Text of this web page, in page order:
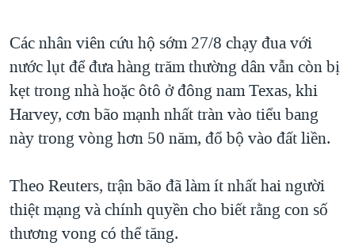
THỂ THAO
GIÁO DỤC
CHI PHÍ CHIẾN TRANH AFGHANISTAN
CÁC GIÁ TRỊ CỘNG HÒA Ở VIỆT NAM
THƯỢNG ĐỈNH TRUMP-KIM TẠI VIỆT NAM
TRỊNH VĨNH BÌNH VS. CHÍNH PHỦ VIỆT NAM
BÊN KIA QUỐC LỘ: TIẾNG VỌNG TỪ NÔNG THÔN MỸ
QUAN HỆ VIỆT MỸ
Các nhân viên cứu hộ sớm 27/8 chạy đua với
nước lụt để đưa hàng trăm thường dân vẫn còn bị
kẹt trong nhà hoặc ôtô ở đông nam Texas, khi
Harvey, cơn bão mạnh nhất tràn vào tiểu bang
này trong vòng hơn 50 năm, đổ bộ vào đất liền.
Theo Reuters, trận bão đã làm ít nhất hai người
thiệt mạng và chính quyền cho biết rằng con số
thương vong có thể tăng.